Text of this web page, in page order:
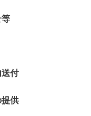
等
送付
提供